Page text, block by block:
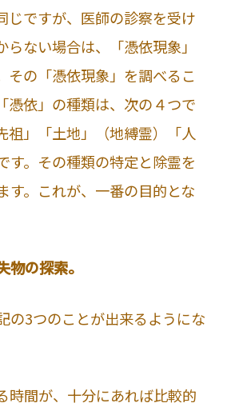
じですが、医師の診察を受け
らない場合は、「憑依現象」
その「憑依現象」を調べるこ
憑依」の種類は、次の４つで
祖」「土地」（地縛霊）「人
す。その種類の特定と除霊を
す。これが、一番の目的とな
物の探索。
の3つのことが出来るようにな
時間が、十分にあれば比較的